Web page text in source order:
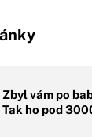
Zbyl vám po
Tak ho pod